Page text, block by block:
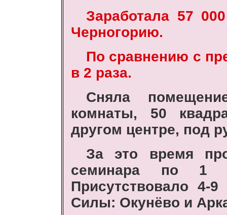
Заработала 57
Черногорию.
По сравнению с
в 2 раза.
Сняла
комнаты, 50
другом центре, под
За это время
семинара по 1
Присутствовало 4-
Силы: Окунёво и